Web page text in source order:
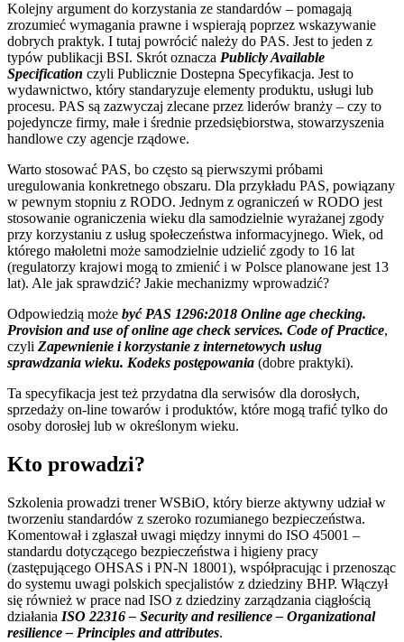
Kolejny argument do korzystania ze standardów – pomagają
zrozumieć wymagania prawne i wspierają poprzez wskazywanie
dobrych praktyk. I tutaj powrócić należy do PAS. Jest to jeden z
typów publikacji BSI. Skrót oznacza Publicly Available
Specification czyli Publicznie Dostepna Specyfikacja. Jest to
wydawnictwo, który standaryzuje elementy produktu, usługi lub
procesu. PAS są zazwyczaj zlecane przez liderów branży – czy to
pojedyncze firmy, małe i średnie przedsiębiorstwa, stowarzyszenia
handlowe czy agencje rządowe.
Warto stosować PAS, bo często są pierwszymi próbami
uregulowania konkretnego obszaru. Dla przykładu PAS, powiązany
w pewnym stopniu z RODO. Jednym z ograniczeń w RODO jest
stosowanie ograniczenia wieku dla samodzielnie wyrażanej zgody
przy korzystaniu z usług społeczeństwa informacyjnego. Wiek, od
którego małoletni może samodzielnie udzielić zgody to 16 lat
(regulatorzy krajowi mogą to zmienić i w Polsce planowane jest 13
lat). Ale jak sprawdzić? Jakie mechanizmy wprowadzić?
Odpowiedzią może być PAS 1296:2018 Online age checking.
Provision and use of online age check services. Code of Practice,
czyli Zapewnienie i korzystanie z internetowych usług
sprawdzania wieku. Kodeks postępowania (dobre praktyki).
Ta specyfikacja jest też przydatna dla serwisów dla dorosłych,
sprzedaży on-line towarów i produktów, które mogą trafić tylko do
osoby dorosłej lub w określonym wieku.
Kto prowadzi?
Szkolenia prowadzi trener WSBiO, który bierze aktywny udział w
tworzeniu standardów z szeroko rozumianego bezpieczeństwa.
Komentował i zgłaszał uwagi między innymi do ISO 45001 –
standardu dotyczącego bezpieczeństwa i higieny pracy
(zastępującego OHSAS i PN-N 18001), współpracując i przenosząc
do systemu uwagi polskich specjalistów z dziedziny BHP. Włączył
się również w prace nad ISO z dziedziny zarządzania ciągłością
działania ISO 22316 – Security and resilience – Organizational
resilience – Principles and attributes.